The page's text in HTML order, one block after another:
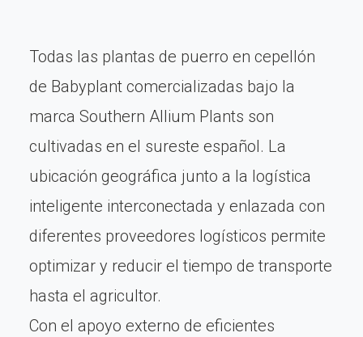
Todas las plantas de puerro en cepellón
de Babyplant comercializadas bajo la
marca Southern Allium Plants son
cultivadas en el sureste español. La
ubicación geográfica junto a la logística
inteligente interconectada y enlazada con
diferentes proveedores logísticos permite
optimizar y reducir el tiempo de transporte
hasta el agricultor.
Con el apoyo externo de eficientes